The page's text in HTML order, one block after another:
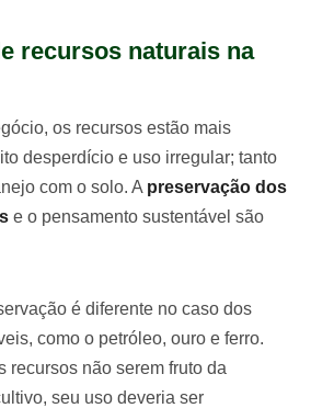
recursos naturais na
os recursos estão mais
desperdício e uso irregular; tanto
com o solo. A preservação dos
e o pensamento sustentável são
é diferente no caso dos
como o petróleo, ouro e ferro.
recursos não serem fruto da
seu uso deveria ser